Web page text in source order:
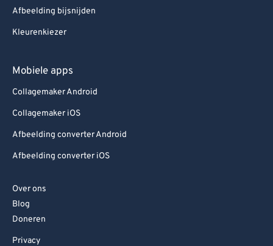
Afbeelding bijsnijden
Kleurenkiezer
Mobiele apps
Collagemaker Android
Collagemaker iOS
Afbeelding converter Android
Afbeelding converter iOS
Over ons
Blog
Doneren
Privacy